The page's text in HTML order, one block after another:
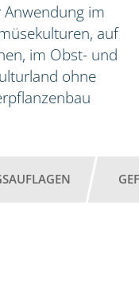
im
auf
im Obst- und
ohne